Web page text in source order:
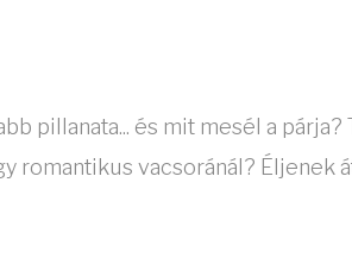
pillanata... és mit mesél a párja?
romantikus vacsoránál? Éljenek